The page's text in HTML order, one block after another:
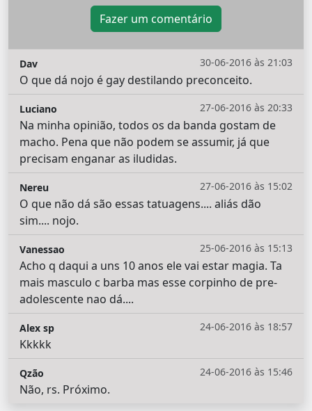
Fazer um comentário
30-06-2016 às 21:03
Dav
O que dá nojo é gay destilando preconceito.
27-06-2016 às 20:33
Luciano
Na minha opinião, todos os da banda gostam de
macho. Pena que não podem se assumir, já que
precisam enganar as iludidas.
27-06-2016 às 15:02
Nereu
O que não dá são essas tatuagens.... aliás dão
sim.... nojo.
25-06-2016 às 15:13
Vanessao
Acho q daqui a uns 10 anos ele vai estar magia. Ta
mais masculo c barba mas esse corpinho de pre-
adolescente nao dá....
24-06-2016 às 18:57
Alex sp
Kkkkk
24-06-2016 às 15:46
Qzão
Não, rs. Próximo.